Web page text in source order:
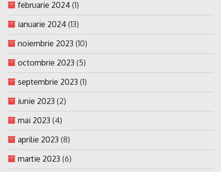
februarie 2024 (1)
ianuarie 2024 (13)
noiembrie 2023 (10)
octombrie 2023 (5)
septembrie 2023 (1)
iunie 2023 (2)
mai 2023 (4)
aprilie 2023 (8)
martie 2023 (6)